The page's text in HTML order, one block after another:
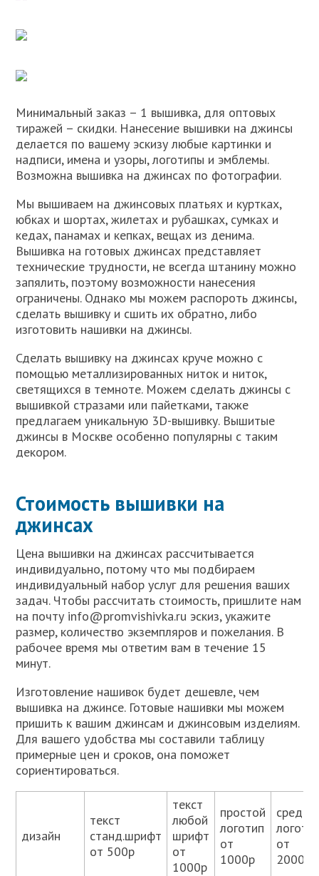
Минимальный заказ – 1 вышивка, для оптовых
тиражей – скидки. Нанесение вышивки на джинсы
делается по вашему эскизу любые картинки и
надписи, имена и узоры, логотипы и эмблемы.
Возможна вышивка на джинсах по фотографии.
Мы вышиваем на джинсовых платьях и куртках,
юбках и шортах, жилетах и рубашках, сумках и
кедах, панамах и кепках, вещах из денима.
Вышивка на готовых джинсах представляет
технические трудности, не всегда штанину можно
запялить, поэтому возможности нанесения
ограничены. Однако мы можем распороть джинсы,
сделать вышивку и сшить их обратно, либо
изготовить нашивки на джинсы.
Сделать вышивку на джинсах круче можно с
помощью металлизированных ниток и ниток,
светящихся в темноте. Можем сделать джинсы с
вышивкой стразами или пайетками, также
предлагаем уникальную 3D-вышивку. Вышитые
джинсы в Москве особенно популярны с таким
декором.
Стоимость вышивки на
джинсах
Цена вышивки на джинсах рассчитывается
индивидуально, потому что мы подбираем
индивидуальный набор услуг для решения ваших
задач. Чтобы рассчитать стоимость, пришлите нам
на почту info@promvishivka.ru эскиз, укажите
размер, количество экземпляров и пожелания. В
рабочее время мы ответим вам в течение 15
минут.
Изготовление нашивок будет дешевле, чем
вышивка на джинсе. Готовые нашивки мы можем
пришить к вашим джинсам и джинсовым изделиям.
Для вашего удобства мы составили таблицу
примерные цен и сроков, она поможет
сориентироваться.
дизайн
текст
станд.шрифт
от 500р
текст
любой
шрифт
от
1000р
простой
логотип
от
1000р
от
2000р